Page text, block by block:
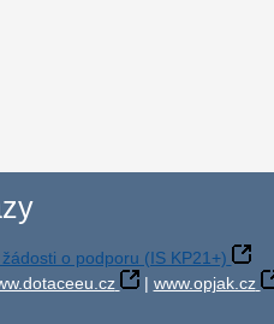
o podporu (IS KP21+)
| www.opjak.cz